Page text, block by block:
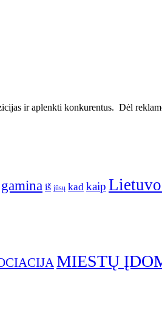
ir aplenkti konkurentus. Dėl
gamina iš jūsų kad kaip
MIESTŲ